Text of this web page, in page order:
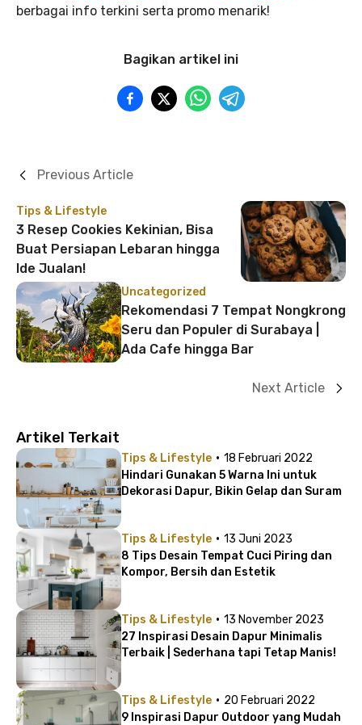
berbagai info terkini serta promo menarik!
Bagikan artikel ini
Tips & Lifestyle
3 Resep Cookies Kekinian, Bisa
Buat Persiapan Lebaran hingga
Ide Jualan!
Previous Article
Uncategorized
Rekomendasi 7 Tempat Nongkrong
Seru dan Populer di Surabaya |
Ada Cafe hingga Bar
Next Article
Artikel Terkait
Tips & Lifestyle · 18 Februari 2022
Hindari Gunakan 5 Warna Ini untuk
Dekorasi Dapur, Bikin Gelap dan Suram
Tips & Lifestyle · 13 Juni 2023
8 Tips Desain Tempat Cuci Piring dan
Kompor, Bersih dan Estetik
Tips & Lifestyle · 13 November 2023
27 Inspirasi Desain Dapur Minimalis
Terbaik | Sederhana tapi Tetap Manis!
Tips & Lifestyle · 20 Februari 2022
9 Inspirasi Dapur Outdoor yang Mudah